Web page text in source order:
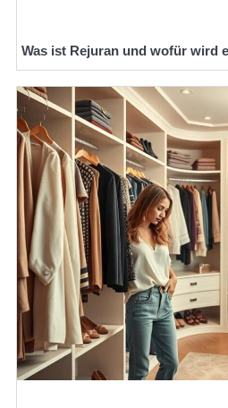
Was ist Rejuran und wofür wird